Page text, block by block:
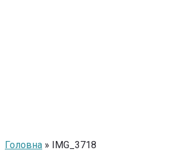
Головна » IMG_3718